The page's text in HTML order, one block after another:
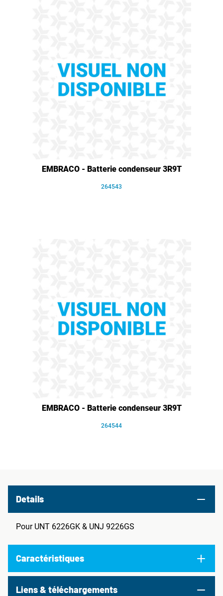
EMBRACO - Batterie condenseur 3R9T
264543
EMBRACO - Batterie condenseur 3R9T
264544
Details
Pour UNT 6226GK & UNJ 9226GS
Caractéristiques
Liens & téléchargements